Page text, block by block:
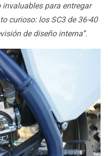
para entregar
curioso: los SC3 de 36-40
de diseño interna”.